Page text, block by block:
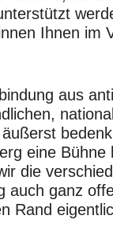
Ihnen im
aus
eine
die
auch ganz
Rand